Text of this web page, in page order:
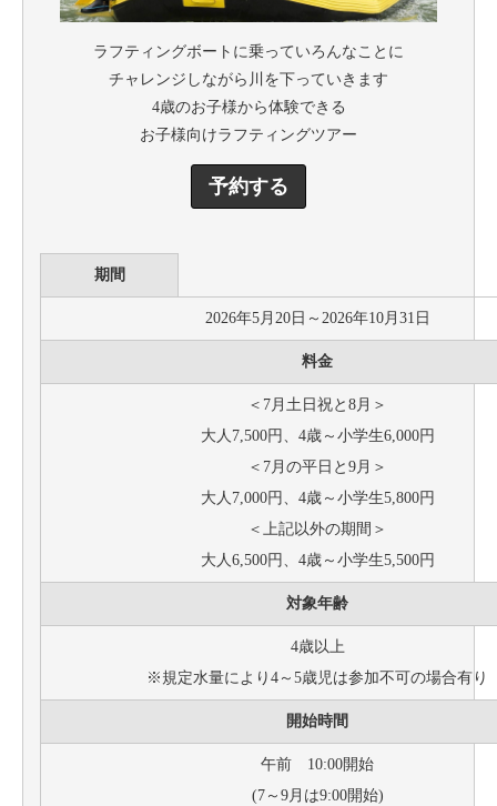
ラフティングボートに乗っていろんなことに
チャレンジしながら川を下っていきます
4歳のお子様から体験できる
お子様向けラフティングツアー
予約する
期間
2026年5月20日～2026年10月31日
料金
＜7月土日祝と8月＞
大人7,500円、4歳～小学生6,000円
＜7月の平日と9月＞
大人7,000円、4歳～小学生5,800円
＜上記以外の期間＞
大人6,500円、4歳～小学生5,500円
対象年齢
4歳以上
※規定水量により4～5歳児は参加不可の場合有り
開始時間
午前 10:00開始
(7～9月は9:00開始)